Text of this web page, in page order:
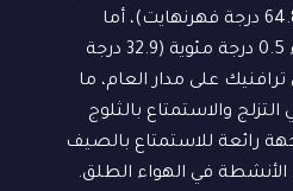
الصيف 18.2 درجة مئوية (64.8 درجة فهرنهايت)، أما
متوسط درجة حرارة الشتاء 0.5 درجة مئوية (32.9 درجة
على مدار العام، ما
والاستمتاع بالثلوج
رائعة للاستمتاع بالصيف
في الهواء الطلق.